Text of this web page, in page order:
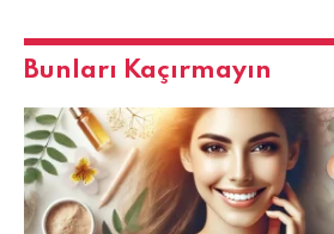
Bunları Kaçırmayın